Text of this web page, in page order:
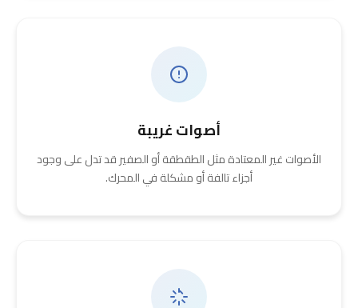
أصوات غريبة
الأصوات غير المعتادة مثل الطقطقة أو الصفير قد تدل على وجود
أجزاء تالفة أو مشكلة في المحرك.